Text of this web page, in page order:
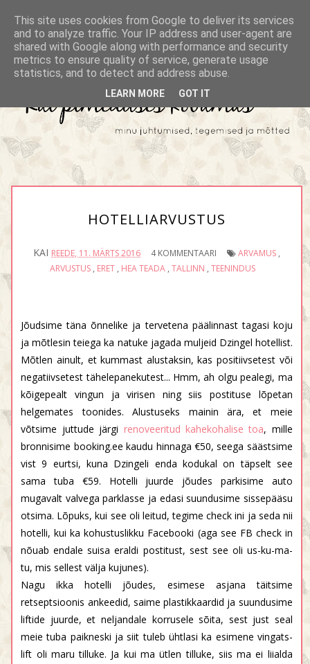
HOTELLIARVUSTUS
KAI REEDE, 11. MÄRTS 2016 4 KOMMENTAARI ARVAMUS ,
ARVUSTUS , ERET , HEA TEADA , TALLINN , TEENINDUS
Jõudsime täna õnnelike ja tervetena päälinnast tagasi koju
ja mõtlesin teiega ka natuke jagada muljeid Dzingel hotellist.
Mõtlen ainult, et kummast alustaksin, kas positiivsetest või
negatiivsetest tähelepanekutest... Hmm, ah olgu pealegi, ma
kõigepealt vingun ja virisen ning siis postituse lõpetan
helgemates toonides. Alustuseks mainin ära, et meie
võtsime juttude järgi renoveeritud kahekohalise toa, mille
bronnisime booking.ee kaudu hinnaga €50, seega säästsime
vist 9 eurtsi, kuna Dzingeli enda kodukal on täpselt see
sama tuba €59. Hotelli juurde jõudes parkisime auto
mugavalt valvega parklasse ja edasi suundusime sissepääsu
otsima. Lõpuks, kui see oli leitud, tegime check ini ja seda nii
hotelli, kui ka kohustuslikku Facebooki (aga see FB check in
nõuab endale suisa eraldi postitust, sest see oli us-ku-ma-
tu, mis sellest välja kujunes).
Nagu ikka hotelli jõudes, esimese asjana täitsime
retseptsioonis ankeedid, saime plastikkaardid ja suundusime
liftide juurde, et neljandale korrusele sõita, sest just seal
meie tuba paikneski ja siit tuleb ühtlasi ka esimene vingats-
lift oli maru tilluke. Ja kui ma ütlen tilluke, siis ma ei liialda
This site uses cookies from Google to deliver its services
and to analyze traffic. Your IP address and user-agent are
shared with Google along with performance and security
metrics to ensure quality of service, generate usage
statistics, and to detect and address abuse.
LEARN MORE GOT IT